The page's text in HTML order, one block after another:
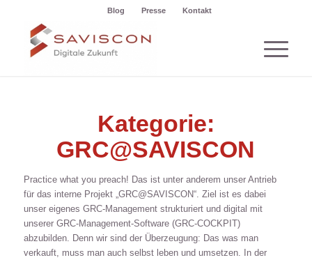
Blog Presse Kontakt
Kategorie:
GRC@SAVISCON
Practice what you preach! Das ist unter anderem unser Antrieb
für das interne Projekt „GRC@SAVISCON“. Ziel ist es dabei
unser eigenes GRC-Management strukturiert und digital mit
unserer GRC-Management-Software (GRC-COCKPIT)
abzubilden. Denn wir sind der Überzeugung: Das was man
verkauft, muss man auch selbst leben und umsetzen. In der